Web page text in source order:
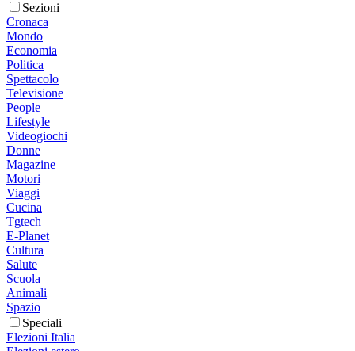
Sezioni
Cronaca
Mondo
Economia
Politica
Spettacolo
Televisione
People
Lifestyle
Videogiochi
Donne
Magazine
Motori
Viaggi
Cucina
Tgtech
E-Planet
Cultura
Salute
Scuola
Animali
Spazio
Speciali
Elezioni Italia